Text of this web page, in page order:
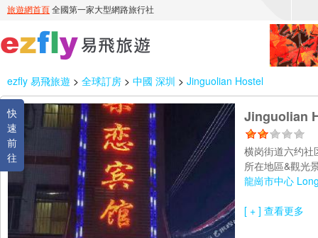
ezfly 易飛旅遊 > 全球訂房 > 中國 深圳 > Jinguolian Hostel
快
速
前
往
Jinguolian
横岗街道六约
所在地區&觀光
龍崗市中心
[ + ] 查看更多